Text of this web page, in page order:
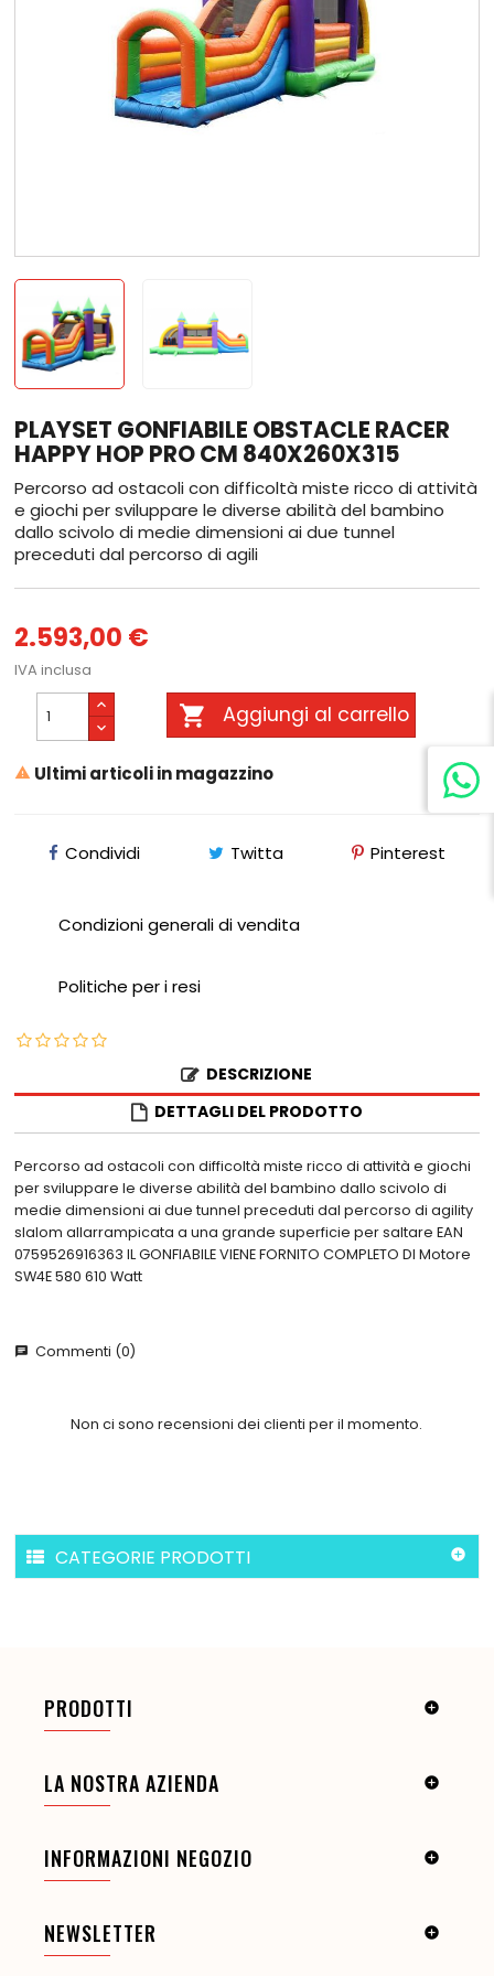
PLAYSET GONFIABILE OBSTACLE RACER
HAPPY HOP PRO CM 840X260X315
Percorso ad ostacoli con difficoltà miste ricco di attività
e giochi per sviluppare le diverse abilità del bambino
dallo scivolo di medie dimensioni ai due tunnel
preceduti dal percorso di agili
2.593,00 €
IVA inclusa
 Aggiungi al carrello
 Ultimi articoli in magazzino
Condividi Twitta Pinterest
Condizioni generali di vendita
Politiche per i resi
DESCRIZIONE
DETTAGLI DEL PRODOTTO
Percorso ad ostacoli con difficoltà miste ricco di attività e giochi
per sviluppare le diverse abilità del bambino dallo scivolo di
medie dimensioni ai due tunnel preceduti dal percorso di agility
slalom allarrampicata a una grande superficie per saltare EAN
0759526916363 IL GONFIABILE VIENE FORNITO COMPLETO DI Motore
SW4E 580 610 Watt
chat Commenti (0)
Non ci sono recensioni dei clienti per il momento.
CATEGORIE PRODOTTI 
PRODOTTI 
LA NOSTRA AZIENDA 
INFORMAZIONI NEGOZIO 
NEWSLETTER 